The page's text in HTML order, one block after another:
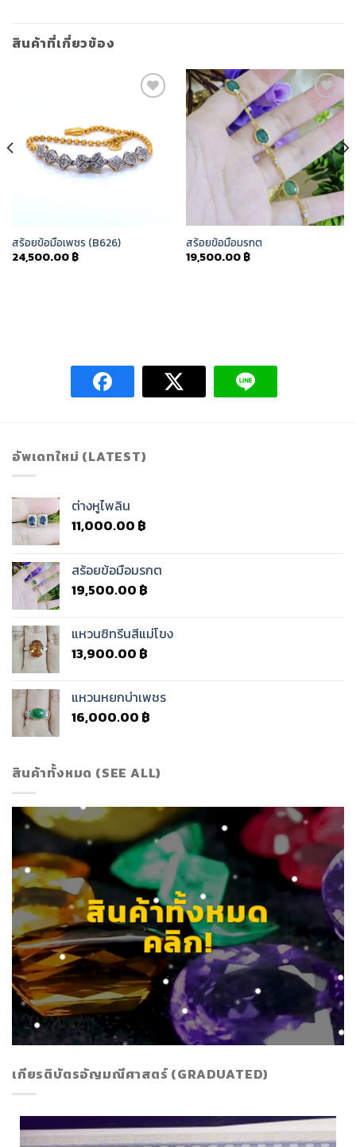
สินค้าที่เกี่ยวข้อง
สร้อยข้อมือเพชร (B626)
24,500.00 ฿
Add to
Wishlist
สร้อยข้อมือมรกต
19,500.00 ฿
อัพเดทใหม่ (LATEST)
ต่างหูไพลิน
11,000.00 ฿
สร้อยข้อมือมรกต
19,500.00 ฿
แหวนซิทรีนสีแม่โขง
13,900.00 ฿
แหวนหยกบ่าเพชร
16,000.00 ฿
สินค้าทั้งหมด (SEE ALL)
สินค้าทั้งหมด
คลิก!
เกียรติบัตรอัญมณีศาสตร์ (GRADUATED)